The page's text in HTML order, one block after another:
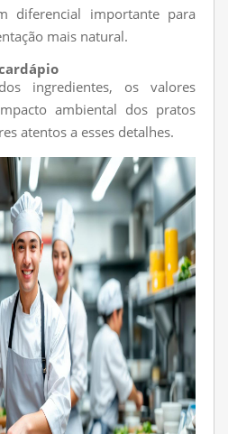
diferencial importante para
mais natural.
ingredientes, os valores
ambiental dos pratos
atentos a esses detalhes.